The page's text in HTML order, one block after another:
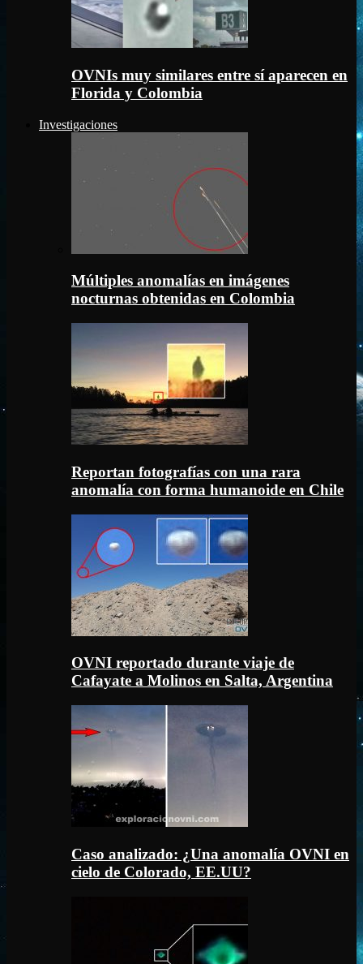
OVNIs muy similares entre sí aparecen en
Florida y Colombia
Investigaciones
Múltiples anomalías en imágenes
nocturnas obtenidas en Colombia
Reportan fotografías con una rara
anomalía con forma humanoide en Chile
OVNI reportado durante viaje de
Cafayate a Molinos en Salta, Argentina
Caso analizado: ¿Una anomalía OVNI en
cielo de Colorado, EE.UU?